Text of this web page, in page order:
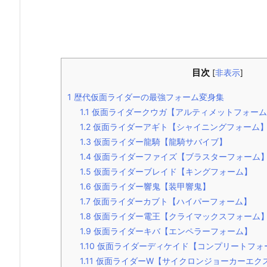
目次 [非表示]
1 歴代仮面ライダーの最強フォーム変身集
1.1 仮面ライダークウガ【アルティメットフォーム
1.2 仮面ライダーアギト【シャイニングフォーム】
1.3 仮面ライダー龍騎【龍騎サバイブ】
1.4 仮面ライダーファイズ【ブラスターフォーム】
1.5 仮面ライダーブレイド【キングフォーム】
1.6 仮面ライダー響鬼【装甲響鬼】
1.7 仮面ライダーカブト【ハイパーフォーム】
1.8 仮面ライダー電王【クライマックスフォーム】
1.9 仮面ライダーキバ【エンペラーフォーム】
1.10 仮面ライダーディケイド【コンプリートフォ
1.11 仮面ライダーW【サイクロンジョーカーエク